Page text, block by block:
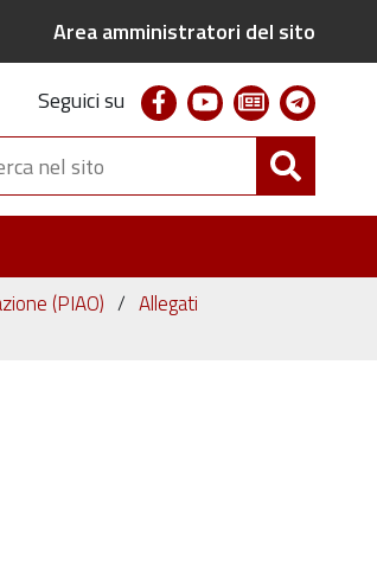
Area amministratori del sito
Seguici su facebookyoutubenewsletter
Cerca
nel
sito
(PIAO)
Allegati